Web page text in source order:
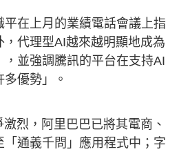
在上月的業績電話會議上指
代理型AI越來越明顯地成為
並強調騰訊的平台在支持AI
優勢」。
烈，阿里巴巴已將其電商、
通義千問」應用程式中；字